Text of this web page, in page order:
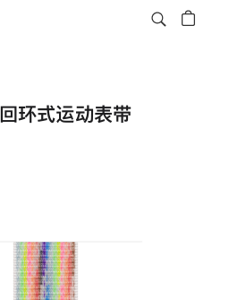
环式运动表带